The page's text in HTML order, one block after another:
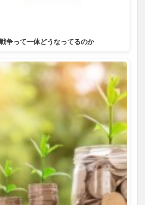
争って一体どうなってるのか